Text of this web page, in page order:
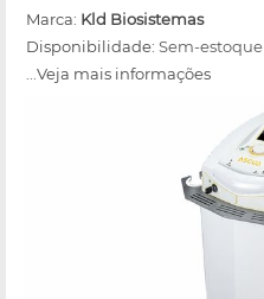
Marca: Kld Biosistemas
Disponibilidade: Sem-estoque
...Veja mais informações